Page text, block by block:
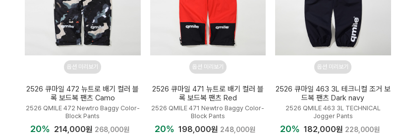
옵션 미리보기
2526 큐마일 472 뉴트로 배기 컬러 블
록 보드복 팬츠 Camo
2526 QMILE 472 Newtro Baggy Color-
Block Pants
20% 214,000원 268,000원
옵션 미리보기
2526 큐마일 471 뉴트로 배기 컬러 블
록 보드복 팬츠 Red
2526 QMILE 471 Newtro Baggy Color-
Block Pants
20% 198,000원 248,000원
옵션 미리보기
2526 큐마일 463 3L 테크니컬 조거 보
드복 팬츠 Dark navy
2526 QMILE 463 3L TECHNICAL
Jogger Pants
20% 182,000원 228,000원